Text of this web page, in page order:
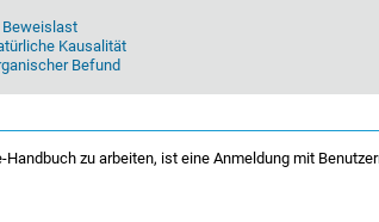
Beweislast
Kausalität
Befund
Handbuch zu arbeiten, ist eine Anmeldung mit